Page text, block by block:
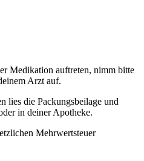
Medikation auftreten, nimm bitte
Arzt auf.
lies die Packungsbeilage und
in deiner Apotheke.
Mehrwertsteuer